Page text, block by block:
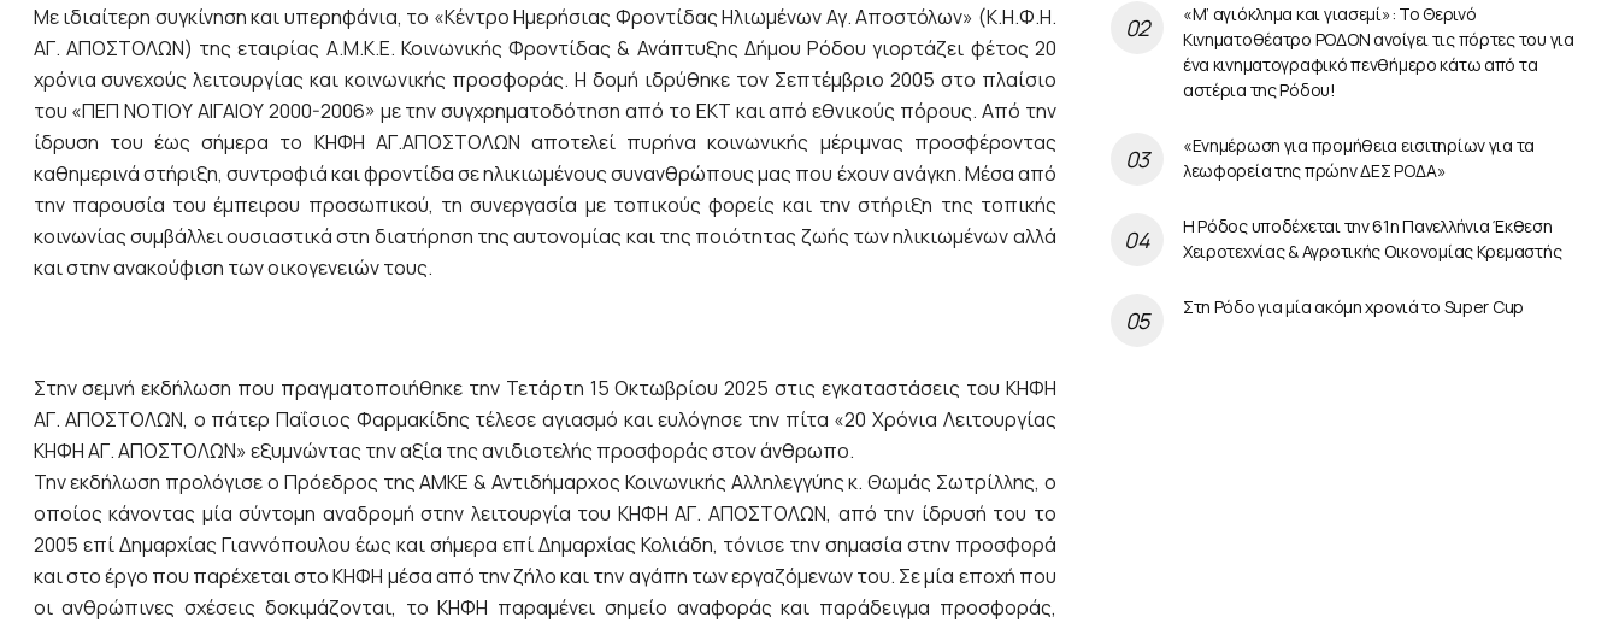
Με ιδιαίτερη συγκίνηση και υπερηφάνια, το «Κέντρο Ημερήσιας Φροντίδας Ηλιωμένων Αγ. Αποστόλων» (Κ.Η.Φ.Η.
ΑΓ. ΑΠΟΣΤΟΛΩΝ) της εταιρίας Α.Μ.Κ.Ε. Κοινωνικής Φροντίδας & Ανάπτυξης Δήμου Ρόδου γιορτάζει φέτος 20
χρόνια συνεχούς λειτουργίας και κοινωνικής προσφοράς. Η δομή ιδρύθηκε τον Σεπτέμβριο 2005 στο πλαίσιο
του «ΠΕΠ ΝΟΤΙΟΥ ΑΙΓΑΙΟΥ 2000-2006» με την συγχρηματοδότηση από το ΕΚΤ και από εθνικούς πόρους. Από την
ίδρυση του έως σήμερα το ΚΗΦΗ ΑΓ.ΑΠΟΣΤΟΛΩΝ αποτελεί πυρήνα κοινωνικής μέριμνας προσφέροντας
καθημερινά στήριξη, συντροφιά και φροντίδα σε ηλικιωμένους συνανθρώπους μας που έχουν ανάγκη. Μέσα από
την παρουσία του έμπειρου προσωπικού, τη συνεργασία με τοπικούς φορείς και την στήριξη της τοπικής
κοινωνίας συμβάλλει ουσιαστικά στη διατήρηση της αυτονομίας και της ποιότητας ζωής των ηλικιωμένων αλλά
και στην ανακούφιση των οικογενειών τους.
Στην σεμνή εκδήλωση που πραγματοποιήθηκε την Τετάρτη 15 Οκτωβρίου 2025 στις εγκαταστάσεις του ΚΗΦΗ
ΑΓ. ΑΠΟΣΤΟΛΩΝ, ο πάτερ Παΐσιος Φαρμακίδης τέλεσε αγιασμό και ευλόγησε την πίτα «20 Χρόνια Λειτουργίας
ΚΗΦΗ ΑΓ. ΑΠΟΣΤΟΛΩΝ» εξυμνώντας την αξία της ανιδιοτελής προσφοράς στον άνθρωπο.
Την εκδήλωση προλόγισε ο Πρόεδρος της ΑΜΚΕ & Αντιδήμαρχος Κοινωνικής Αλληλεγγύης κ. Θωμάς Σωτρίλλης, ο
οποίος κάνοντας μία σύντομη αναδρομή στην λειτουργία του ΚΗΦΗ ΑΓ. ΑΠΟΣΤΟΛΩΝ, από την ίδρυσή του το
2005 επί Δημαρχίας Γιαννόπουλου έως και σήμερα επί Δημαρχίας Κολιάδη, τόνισε την σημασία στην προσφορά
και στο έργο που παρέχεται στο ΚΗΦΗ μέσα από την ζήλο και την αγάπη των εργαζόμενων του. Σε μία εποχή που
οι ανθρώπινες σχέσεις δοκιμάζονται, το ΚΗΦΗ παραμένει σημείο αναφοράς και παράδειγμα προσφοράς,
«Μ’ αγιόκλημα και γιασεμί»: Το Θερινό
Κινηματοθέατρο ΡΟΔΟΝ ανοίγει τις πόρτες του για
ένα κινηματογραφικό πενθήμερο κάτω από τα
αστέρια της Ρόδου!
«Ενημέρωση για προμήθεια εισιτηρίων για τα
λεωφορεία της πρώην ΔΕΣ ΡΟΔΑ»
Η Ρόδος υποδέχεται την 61η Πανελλήνια Έκθεση
Χειροτεχνίας & Αγροτικής Οικονομίας Κρεμαστής
Στη Ρόδο για μία ακόμη χρονιά το Super Cup